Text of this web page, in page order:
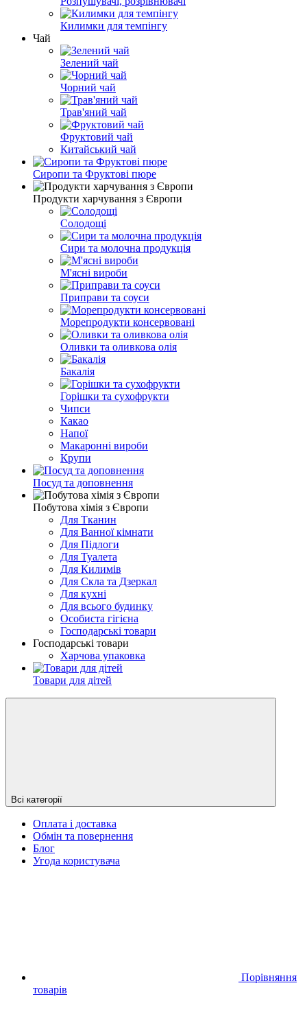
Килимки для темпінгу
Чай
Зелений чай
Чорний чай
Трав'яний чай
Фруктовий чай
Китайський чай
Сиропи та Фруктові пюре
Продукти харчування з Європи
Солодощі
Сири та молочна продукція
М'ясні вироби
Приправи та соуси
Морепродукти консервовані
Оливки та оливкова олія
Бакалія
Горішки та сухофрукти
Чипси
Какао
Напої
Макаронні вироби
Крупи
Посуд та доповнення
Побутова хімія з Європи
Для Тканин
Для Ванної кімнати
Для Підлоги
Для Туалета
Для Килимів
Для Скла та Дзеркал
Для кухні
Для всього будинку
Особиста гігієна
Господарські товари
Господарські товари
Харчова упаковка
Товари для дітей
Всі категорії
Оплата і доставка
Обмін та повернення
Блог
Угода користувача
Порівняння
товарів